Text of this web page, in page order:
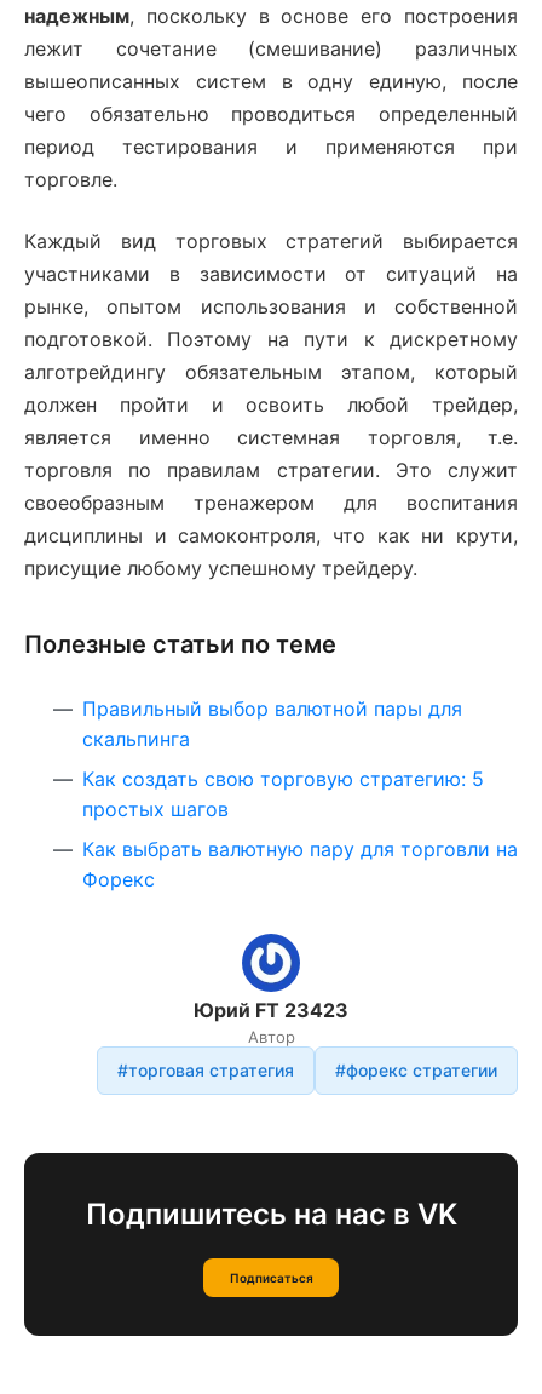
надежным, поскольку в основе его построения
лежит сочетание (смешивание) различных
вышеописанных систем в одну единую, после
чего обязательно проводиться определенный
период тестирования и применяются при
торговле.
Каждый вид торговых стратегий выбирается
участниками в зависимости от ситуаций на
рынке, опытом использования и собственной
подготовкой. Поэтому на пути к дискретному
алготрейдингу обязательным этапом, который
должен пройти и освоить любой трейдер,
является именно системная торговля, т.е.
торговля по правилам стратегии. Это служит
своеобразным тренажером для воспитания
дисциплины и самоконтроля, что как ни крути,
присущие любому успешному трейдеру.
Полезные статьи по теме
Правильный выбор валютной пары для
скальпинга
Как создать свою торговую стратегию: 5
простых шагов
Как выбрать валютную пару для торговли на
Форекс
Юрий FT 23423
Автор
#торговая стратегия #форекс стратегии
Подпишитесь на нас в VK
Подписаться